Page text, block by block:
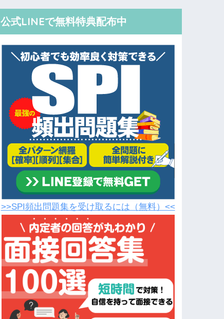
公式LINEで無料特典配布中
>>SPI頻出問題集を受け取るには（無料）<<